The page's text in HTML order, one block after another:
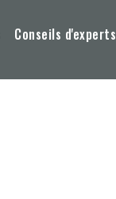
Conseils d'experts